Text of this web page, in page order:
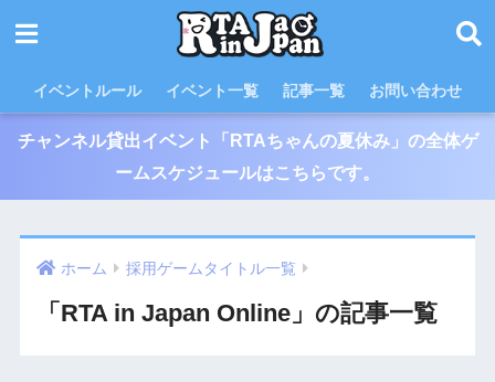
イベントルール イベント一覧 記事一覧 お問い合わせ
チャンネル貸出イベント「RTAちゃんの夏休み」の全体ゲ
ームスケジュールはこちらです。
ホーム 採用ゲームタイトル一覧
「RTA in Japan Online」の記事一覧